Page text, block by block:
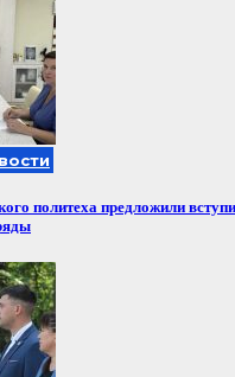
политеха предложили